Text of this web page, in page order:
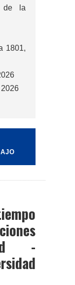
de la
1801,
-